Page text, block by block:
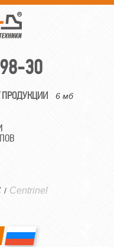
30
ПРОДУКЦИИ 6 мб
/ Centrinel